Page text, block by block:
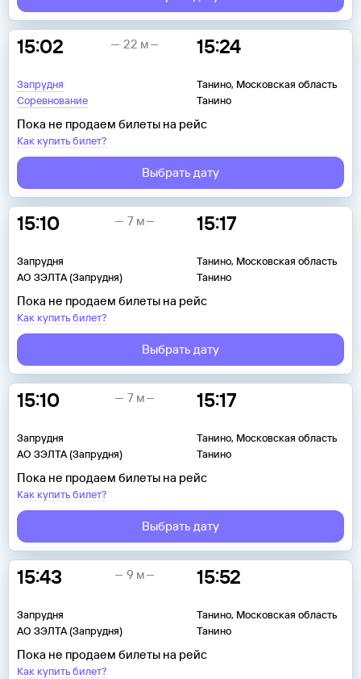
15:02
Запрудня
Соревнование
15:24
Танино, Московская область
Танино
22 м
Пока не продаем билеты на рейс
Как купить билет?
Выбрать дату
15:10
Запрудня
АО ЗЭЛТА (Запрудня)
15:17
Танино, Московская область
Танино
7 м
Пока не продаем билеты на рейс
Как купить билет?
Выбрать дату
15:10
Запрудня
АО ЗЭЛТА (Запрудня)
15:17
Танино, Московская область
Танино
7 м
Пока не продаем билеты на рейс
Как купить билет?
Выбрать дату
15:43
Запрудня
АО ЗЭЛТА (Запрудня)
15:52
Танино, Московская область
Танино
9 м
Пока не продаем билеты на рейс
Как купить билет?